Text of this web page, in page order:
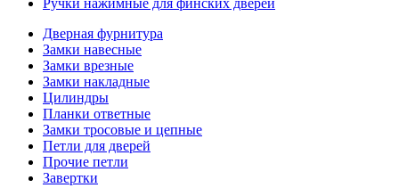
Ручки нажимные для финских дверей
Дверная фурнитура
Замки навесные
Замки врезные
Замки накладные
Цилиндры
Планки ответные
Замки тросовые и цепные
Петли для дверей
Прочие петли
Завертки